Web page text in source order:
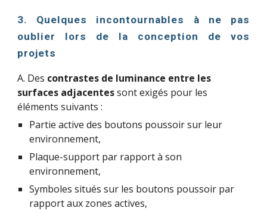
3. Quelques incontournables à ne pas
oublier lors de la conception de vos
projets
A. Des contrastes de luminance entre les
surfaces adjacentes sont exigés pour les
éléments suivants :
Partie active des boutons poussoir sur leur
environnement,
Plaque-support par rapport à son
environnement,
Symboles situés sur les boutons poussoir par
rapport aux zones actives,